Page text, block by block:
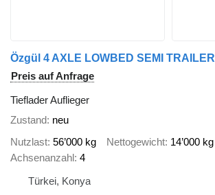
Özgül 4 AXLE LOWBED SEMI TRAILER
Preis auf Anfrage
Tieflader Auflieger
Zustand neu
Nutzlast 56’000 kg Nettogewicht 14’000 kg
Achsenanzahl 4
Türkei, Konya